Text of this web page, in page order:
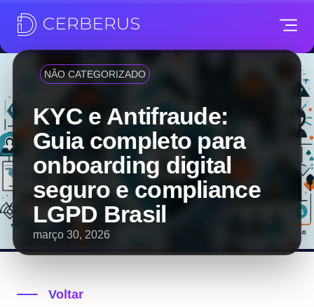
NÃO CATEGORIZADO
KYC e Antifraude:
Guia completo para
onboarding digital
seguro e compliance
LGPD Brasil
março 30, 2026
Voltar